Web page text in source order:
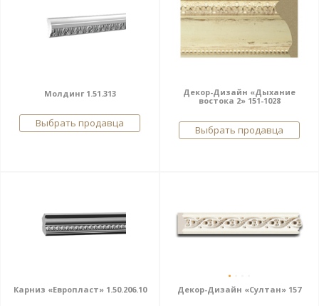
Молдинг 1.51.313
Выбрать продавца
Декор-Дизайн «Дыхание
востока 2» 151-1028
Выбрать продавца
Карниз «Европласт» 1.50.206.10 Декор-Дизайн «Султан» 157